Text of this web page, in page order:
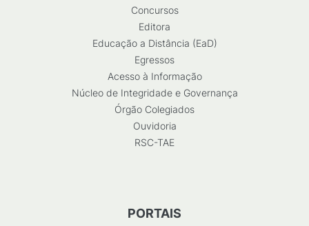
Concursos
Editora
Educação a Distância (EaD)
Egressos
Acesso à Informação
Núcleo de Integridade e Governança
Órgão Colegiados
Ouvidoria
RSC-TAE
PORTAIS